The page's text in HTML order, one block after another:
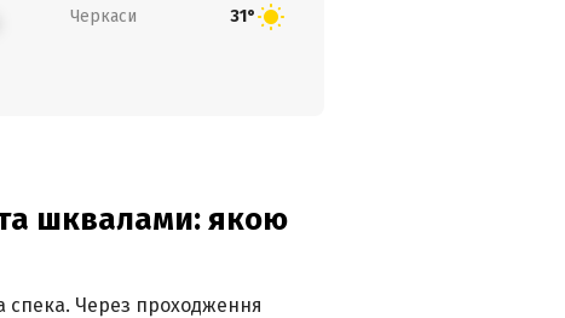
Черкаси 31°
шквалами: якою
спека. Через проходження